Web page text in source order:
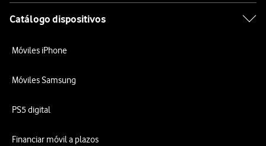
Catálogo dispositivos
Móviles iPhone
Móviles Samsung
PS5 digital
Financiar móvil a plazos